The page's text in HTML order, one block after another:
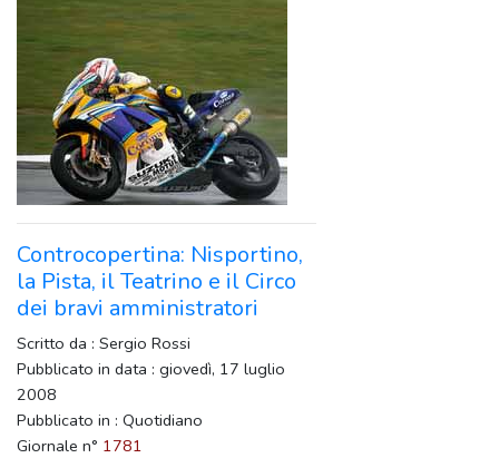
Controcopertina: Nisportino,
la Pista, il Teatrino e il Circo
dei bravi amministratori
Scritto da : Sergio Rossi
Pubblicato in data : giovedì, 17 luglio
2008
Pubblicato in : Quotidiano
Giornale n° 1781